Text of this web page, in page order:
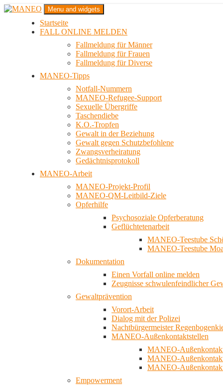
Zum
MANEO
Das schwule Anti-Gewalt-Projekt in Berlin
Menu and widgets
Startseite
FALL ONLINE MELDEN
Fallmeldung für Männer
Fallmeldung für Frauen
Fallmeldung für Diverse
MANEO-Tipps
Notfall-Nummern
MANEO-Refugee-Support
Sexuelle Übergriffe
Taschendiebe
K.O.-Tropfen
Gewalt in der Beziehung
Gewalt gegen Schutzbefohlene
Zwangsverheiratung
Gedächtnisprotokoll
MANEO-Arbeit
MANEO-Projekt-Profil
MANEO-QM-Leitbild-Ziele
Opferhilfe
Psychosoziale Opferberatung
Geflüchtetenarbeit
MANEO-Teestube
MANEO-Teestube
Dokumentation
Einen Vorfall online melden
Zeugnisse schwulenfeindlicher
Gewaltprävention
Vorort-Arbeit
Dialog mit der Polizei
Nachtbürgermeister
MANEO-Außenkontaktstellen
MANEO-
MANEO-
MANEO-
Empowerment